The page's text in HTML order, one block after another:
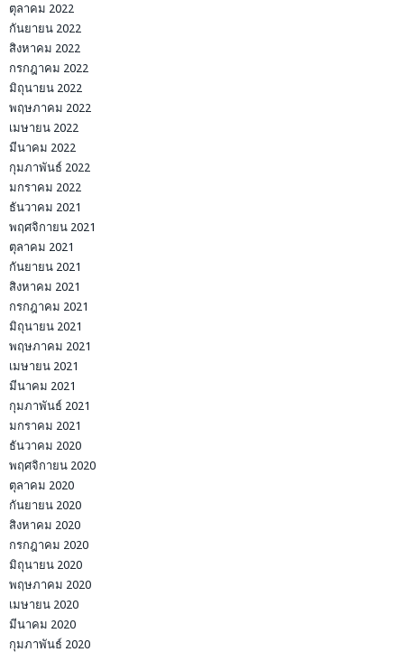
ตุลาคม 2022
กันยายน 2022
สิงหาคม 2022
กรกฎาคม 2022
มิถุนายน 2022
พฤษภาคม 2022
เมษายน 2022
มีนาคม 2022
กุมภาพันธ์ 2022
มกราคม 2022
ธันวาคม 2021
พฤศจิกายน 2021
ตุลาคม 2021
กันยายน 2021
สิงหาคม 2021
กรกฎาคม 2021
มิถุนายน 2021
พฤษภาคม 2021
เมษายน 2021
มีนาคม 2021
กุมภาพันธ์ 2021
มกราคม 2021
ธันวาคม 2020
พฤศจิกายน 2020
ตุลาคม 2020
กันยายน 2020
สิงหาคม 2020
กรกฎาคม 2020
มิถุนายน 2020
พฤษภาคม 2020
เมษายน 2020
มีนาคม 2020
กุมภาพันธ์ 2020